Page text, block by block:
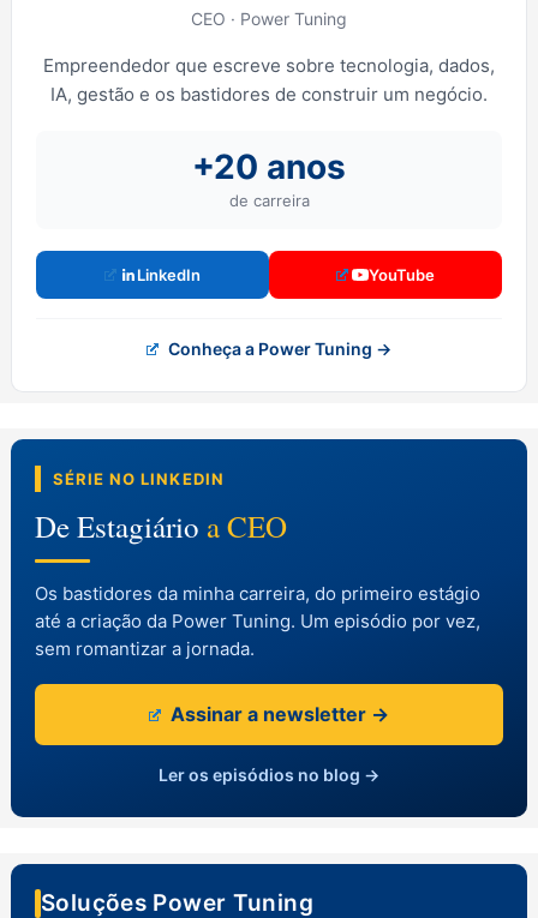
CEO · Power Tuning
Empreendedor que escreve sobre tecnologia, dados,
IA, gestão e os bastidores de construir um negócio.
+20 anos
de carreira
LinkedIn YouTube
Conheça a Power Tuning →
SÉRIE NO LINKEDIN
De Estagiário a CEO
Os bastidores da minha carreira, do primeiro estágio
até a criação da Power Tuning. Um episódio por vez,
sem romantizar a jornada.
Assinar a newsletter →
Ler os episódios no blog →
Soluções Power Tuning